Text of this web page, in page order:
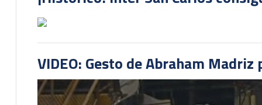
VIDEO: Gesto de Abraham